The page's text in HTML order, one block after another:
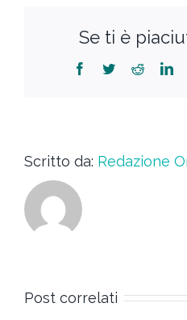
Se ti è
Scritto da: Redazione
Post correlati